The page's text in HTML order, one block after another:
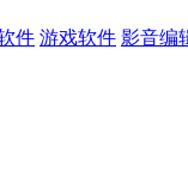
件 游戏软件 影音编